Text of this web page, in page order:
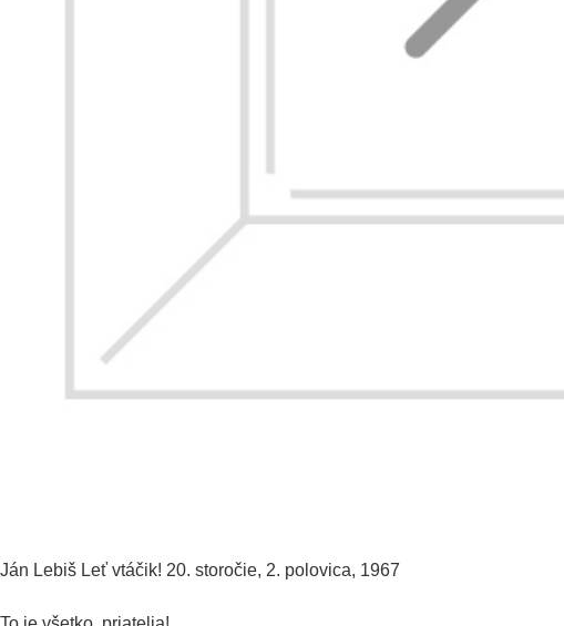
Ján Lebiš Leť vtáčik! 20. storočie, 2. polovica, 1967